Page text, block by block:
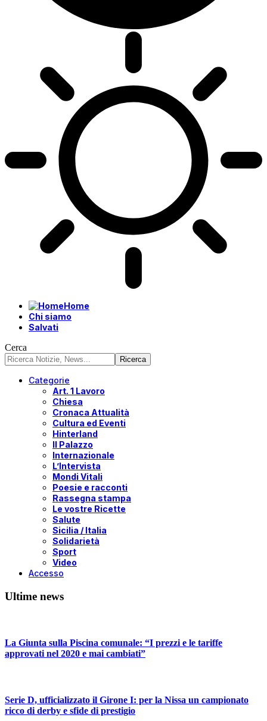
Home
Chi siamo
Salvati
Cerca
Categorie
Art. 1 Lavoro
Chiesa
Cronaca Attualità
Cultura ed Eventi
Hinterland
Il Palazzo
Internazionale
L’Intervista
Mondi Vitali
Poesie e racconti
Rassegna stampa
Le vostre Ricette
Salute
Sicilia / Italia
Solidarietà
Sport
Video
Accesso
Ultime news
La Giunta sulla Piscina comunale: “I prezzi e le tariffe
approvati nel 2020 e mai cambiati”
Serie D, ufficializzato il Girone I: per la Nissa un campionato
ricco di derby e sfide di prestigio